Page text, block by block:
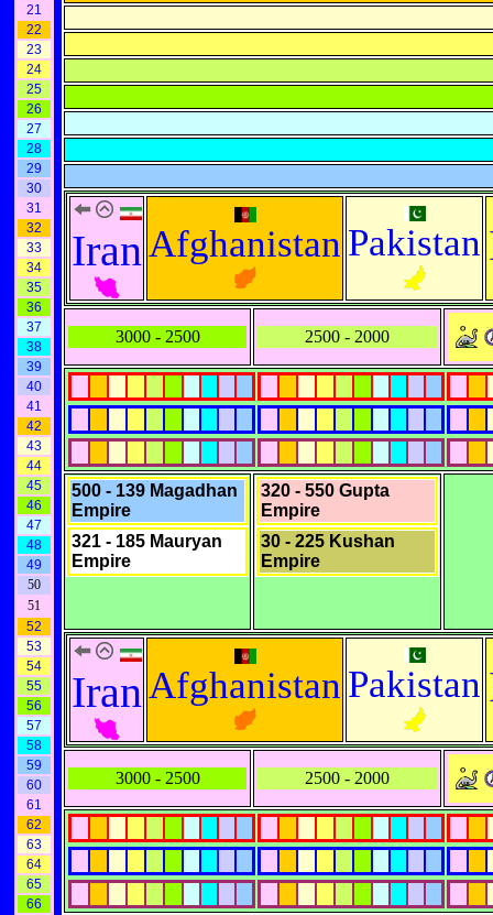
21
22
23
24
25
26
27
28
29
30
31
32
33
34
35
36
37
38
39
40
41
42
43
44
45
46
47
48
49
50
51
52
53
54
55
56
57
58
59
60
61
62
63
64
65
66
IranAfghanistan Pakistan
3000 - 2500 2500 - 2000
500 - 139 Magadhan
Empire
321 - 185 Mauryan
Empire
320 - 550 Gupta
Empire
30 - 225 Kushan
Empire
IranAfghanistan Pakistan
3000 - 2500 2500 - 2000